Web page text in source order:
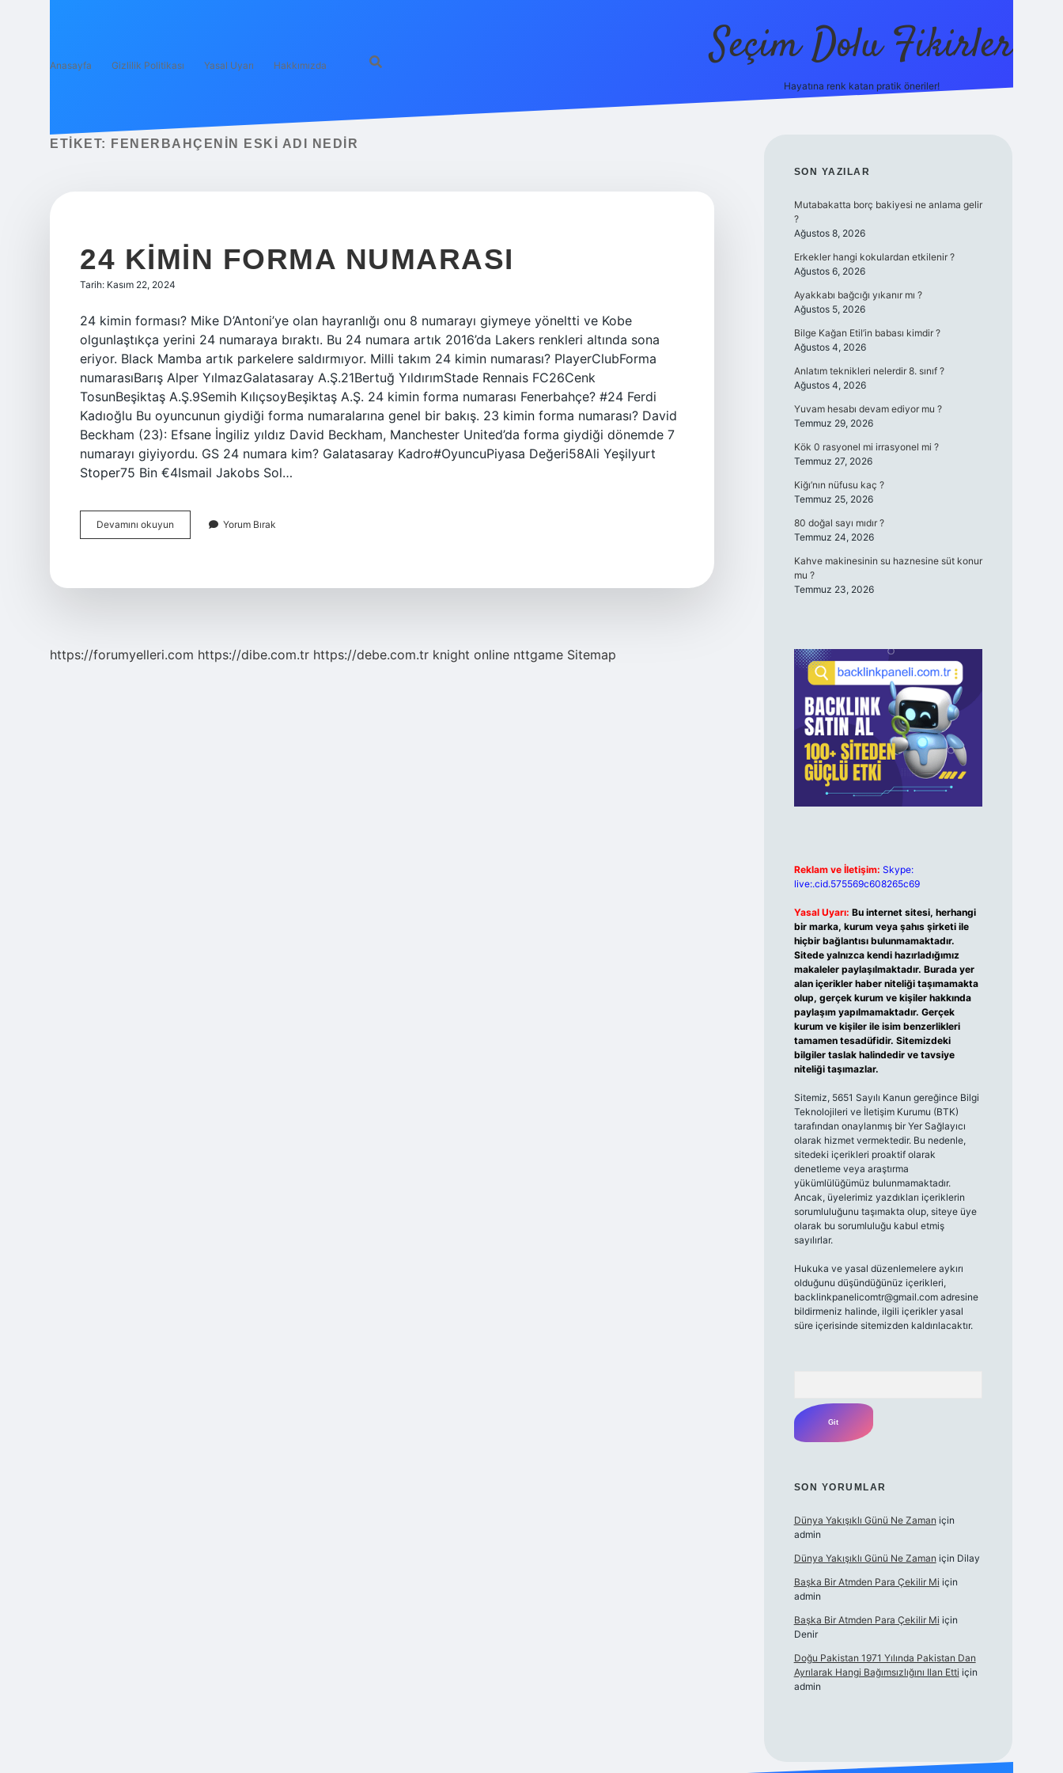
Anasayfa Gizlilik Politikası Yasal Uyarı Hakkımızda Seçim Dolu Fikirler
Hayatına renk katan pratik öneriler!
ETIKET: FENERBAHÇENIN ESKI ADI NEDIR
24 KIMIN FORMA NUMARASI
Tarih: Kasım 22, 2024
24 kimin forması? Mike D’Antoni’ye olan hayranlığı onu 8 numarayı giymeye yöneltti ve Kobe
olgunlaştıkça yerini 24 numaraya bıraktı. Bu 24 numara artık 2016’da Lakers renkleri altında sona
eriyor. Black Mamba artık parkelere saldırmıyor. Milli takım 24 kimin numarası? PlayerClubForma
numarasıBarış Alper YılmazGalatasaray A.Ş.21Bertuğ YıldırımStade Rennais FC26Cenk
TosunBeşiktaş A.Ş.9Semih KılıçsoyBeşiktaş A.Ş. 24 kimin forma numarası Fenerbahçe? #24 Ferdi
Kadıoğlu Bu oyuncunun giydiği forma numaralarına genel bir bakış. 23 kimin forma numarası? David
Beckham (23): Efsane İngiliz yıldız David Beckham, Manchester United’da forma giydiği dönemde 7
numarayı giyiyordu. GS 24 numara kim? Galatasaray Kadro#OyuncuPiyasa Değeri58Ali Yeşilyurt
Stoper75 Bin €4Ismail Jakobs Sol…
Devamını okuyun
Kimin
Yorum Bırak
https://forumyelleri.com https://dibe.com.tr https://debe.com.tr knight online nttgame Sitemap
SIDEBAR
SON YAZILAR
Mutabakatta borç bakiyesi ne anlama gelir
?
Ağustos 8, 2026
Erkekler hangi kokulardan etkilenir ?
Ağustos 6, 2026
Ayakkabı bağcığı yıkanır mı ?
Ağustos 5, 2026
Bilge Kağan Etil’in babası kimdir ?
Ağustos 4, 2026
Anlatım teknikleri nelerdir 8. sınıf ?
Ağustos 4, 2026
Yuvam hesabı devam ediyor mu ?
Temmuz 29, 2026
Kök 0 rasyonel mi irrasyonel mi ?
Temmuz 27, 2026
Kiğı’nın nüfusu kaç ?
Temmuz 25, 2026
80 doğal sayı mıdır ?
Temmuz 24, 2026
Kahve makinesinin su haznesine süt konur
mu ?
Temmuz 23, 2026
Reklam ve İletişim: Skype:
live:.cid.575569c608265c69
Yasal Uyarı: Bu internet sitesi, herhangi
bir marka, kurum veya şahıs şirketi ile
hiçbir bağlantısı bulunmamaktadır.
Sitede yalnızca kendi hazırladığımız
makaleler paylaşılmaktadır. Burada yer
alan içerikler haber niteliği taşımamakta
olup, gerçek kurum ve kişiler hakkında
paylaşım yapılmamaktadır. Gerçek
kurum ve kişiler ile isim benzerlikleri
tamamen tesadüfidir. Sitemizdeki
bilgiler taslak halindedir ve tavsiye
niteliği taşımazlar.
Sitemiz, 5651 Sayılı Kanun gereğince Bilgi
Teknolojileri ve İletişim Kurumu (BTK)
tarafından onaylanmış bir Yer Sağlayıcı
olarak hizmet vermektedir. Bu nedenle,
sitedeki içerikleri proaktif olarak
denetleme veya araştırma
yükümlülüğümüz bulunmamaktadır.
Ancak, üyelerimiz yazdıkları içeriklerin
sorumluluğunu taşımakta olup, siteye üye
olarak bu sorumluluğu kabul etmiş
sayılırlar.
Hukuka ve yasal düzenlemelere aykırı
olduğunu düşündüğünüz içerikleri,
backlinkpanelicomtr@gmail.comadresine
bildirmeniz halinde, ilgili içerikler yasal
süre içerisinde sitemizden kaldırılacaktır.
SON YORUMLAR
Dünya Yakışıklı Günü Ne Zaman için
admin
Dünya Yakışıklı Günü Ne Zaman için Dilay
Başka Bir Atmden Para Çekilir Mi için
admin
Başka Bir Atmden Para Çekilir Mi için
Denir
Doğu Pakistan 1971 Yılında Pakistan Dan
Ayrılarak Hangi Bağımsızlığını Ilan Etti için
admin